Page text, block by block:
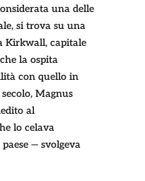
una delle
si trova su una
Kirkwall, capitale
la ospita
con quello in
Magnus
al
lo celava
— svolgeva